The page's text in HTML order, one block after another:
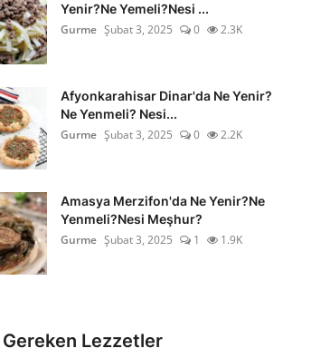
Yenir?Ne Yemeli?Nesi ...
Gurme Şubat 3, 2025 0 2.3K
Afyonkarahisar Dinar'da Ne Yenir?
Ne Yenmeli? Nesi...
Gurme Şubat 3, 2025 0 2.2K
Amasya Merzifon'da Ne Yenir?Ne
Yenmeli?Nesi Meşhur?
Gurme Şubat 3, 2025 1 1.9K
Gereken Lezzetler